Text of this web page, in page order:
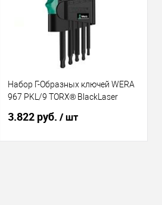
В избранное
Набор Г-Образных ключей WERA
967 PKL/9 TORX® BlackLaser
3.822 руб./ шт